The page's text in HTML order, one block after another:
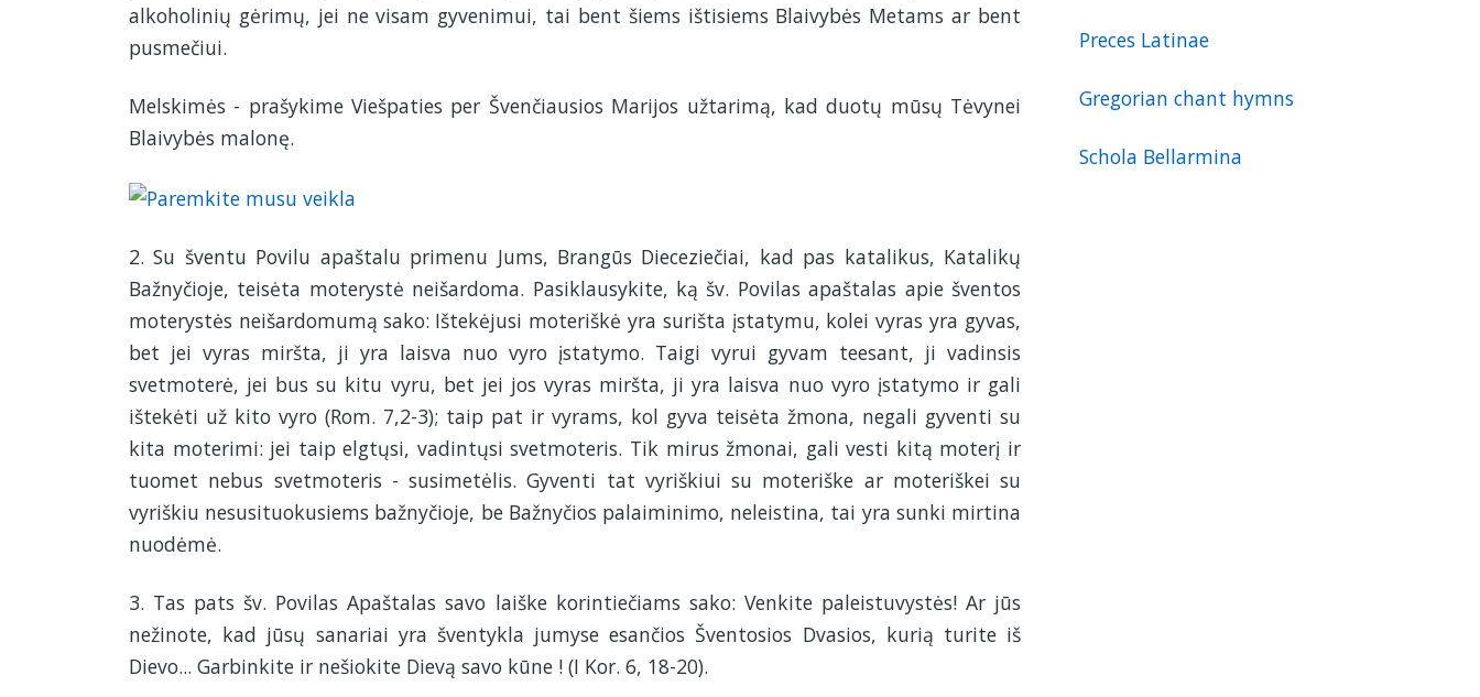
alkoholinių gėrimų, jei ne visam gyvenimui, tai bent šiems ištisiems Blaivybės Metams ar bent
pusmečiui.
Melskimės - prašykime Viešpaties per Švenčiausios Marijos užtarimą, kad duotų mūsų Tėvynei
Blaivybės malonę.
2. Su šventu Povilu apaštalu primenu Jums, Brangūs Dieceziečiai, kad pas katalikus, Katalikų
Bažnyčioje, teisėta moterystė neišardoma. Pasiklausykite, ką šv. Povilas apaštalas apie šventos
moterystės neišardomumą sako: Ištekėjusi moteriškė yra surišta įstatymu, kolei vyras yra gyvas,
bet jei vyras miršta, ji yra laisva nuo vyro įstatymo. Taigi vyrui gyvam teesant, ji vadinsis
svetmoterė, jei bus su kitu vyru, bet jei jos vyras miršta, ji yra laisva nuo vyro įstatymo ir gali
ištekėti už kito vyro (Rom. 7,2-3); taip pat ir vyrams, kol gyva teisėta žmona, negali gyventi su
kita moterimi: jei taip elgtųsi, vadintųsi svetmoteris. Tik mirus žmonai, gali vesti kitą moterį ir
tuomet nebus svetmoteris - susimetėlis. Gyventi tat vyriškiui su moteriške ar moteriškei su
vyriškiu nesusituokusiems bažnyčioje, be Bažnyčios palaiminimo, neleistina, tai yra sunki mirtina
nuodėmė.
3. Tas pats šv. Povilas Apaštalas savo laiške korintiečiams sako: Venkite paleistuvystės! Ar jūs
nežinote, kad jūsų sanariai yra šventykla jumyse esančios Šventosios Dvasios, kurią turite iš
Dievo... Garbinkite ir nešiokite Dievą savo kūne ! (I Kor. 6, 18-20).
Preces Latinae
Gregorian chant hymns
Schola Bellarmina